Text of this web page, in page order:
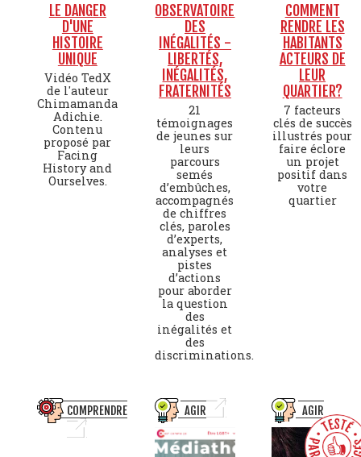
LE DANGER
D'UNE
HISTOIRE
UNIQUE
Vidéo TedX
de l'auteur
Chimamanda
Adichie.
Contenu
proposé par
Facing
History and
Ourselves.
OBSERVATOIRE
DES
INÉGALITÉS -
LIBERTÉS,
INÉGALITÉS,
FRATERNITÉS
21
témoignages
de jeunes sur
leurs
parcours
semés
d’embûches,
accompagnés
de chiffres
clés, paroles
d’experts,
analyses et
pistes
d’actions
pour aborder
la question
des
inégalités et
des
discriminations.
COMMENT
RENDRE LES
HABITANTS
ACTEURS DE
LEUR
QUARTIER?
7 facteurs
clés de succès
illustrés pour
faire éclore
un projet
positif dans
votre
quartier
COMPRENDRE AGIR AGIR